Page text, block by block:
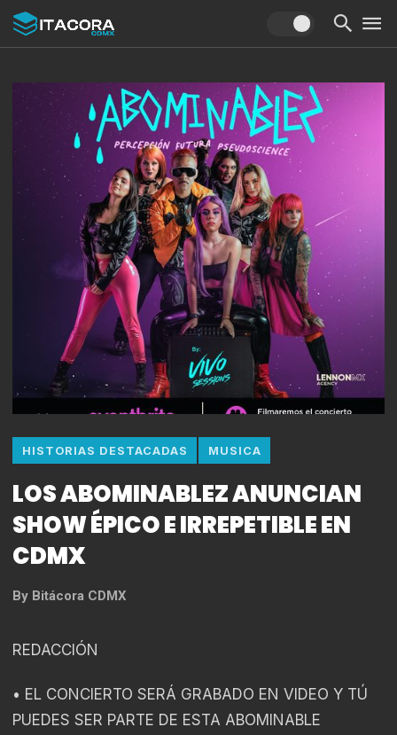
HISTORIAS DESTACADAS MUSICA
LOS ABOMINABLEZ ANUNCIAN
SHOW ÉPICO E IRREPETIBLE EN
CDMX
By Bitácora CDMX
REDACCIÓN
• EL CONCIERTO SERÁ GRABADO EN VIDEO Y TÚ
PUEDES SER PARTE DE ESTA ABOMINABLE